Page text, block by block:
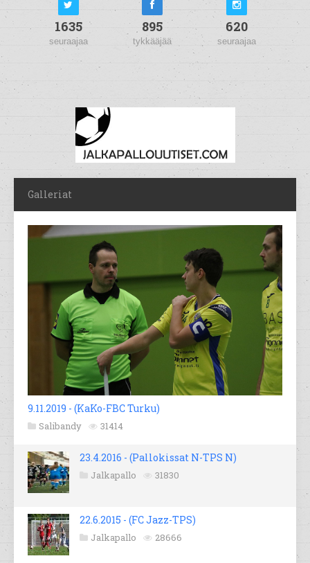
1635
seuraajaa
895
tykkääjää
620
seuraajaa
Galleriat
9.11.2019 - (KaKo-FBC Turku)
Salibandy 31414
23.4.2016 - (Pallokissat N-TPS N)
Jalkapallo 31830
22.6.2015 - (FC Jazz-TPS)
Jalkapallo 28666